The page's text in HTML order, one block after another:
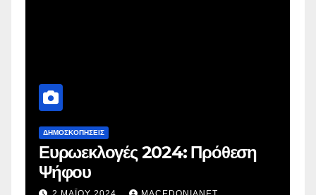
ΔΗΜΟΣΚΟΠΉΣΕΙΣ
Ευρωεκλογές 2024: Πρόθεση
Ψήφου